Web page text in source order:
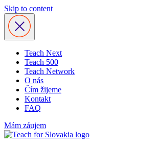
Skip to content
Teach Next
Teach 500
Teach Network
O nás
Čím žijeme
Kontakt
FAQ
Mám záujem